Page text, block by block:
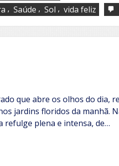
, Saúde , Sol , vida feliz
que abre os olhos do dia,
jardins floridos da manhã.
refulge plena e intensa, de…